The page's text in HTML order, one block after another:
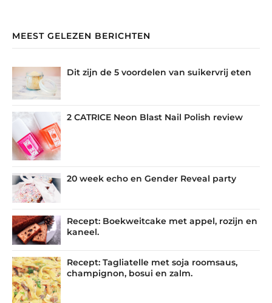
MEEST GELEZEN BERICHTEN
Dit zijn de 5 voordelen van suikervrij eten
2 CATRICE Neon Blast Nail Polish review
20 week echo en Gender Reveal party
Recept: Boekweitcake met appel, rozijn en
kaneel.
Recept: Tagliatelle met soja roomsaus,
champignon, bosui en zalm.